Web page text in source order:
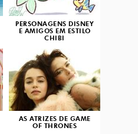
PERSONAGENS DISNEY
E AMIGOS EM ESTILO
CHIBI
AS ATRIZES DE GAME
OF THRONES